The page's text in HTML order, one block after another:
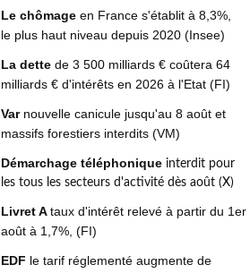
Le chômage en France s'établit à 8,3%,
le plus haut niveau depuis 2020 (Insee)
La dette de 3 500 milliards € coûtera 64
milliards € d'intérêts en 2026 à l'Etat (FI)
Var nouvelle canicule jusqu'au 8 août et
massifs forestiers interdits (VM)
Démarchage téléphonique interdit pour
les tous les secteurs d'activité dès août (X)
Livret Ataux d'intérêt relevé à partir du 1er
août à 1,7%, (FI)
EDF le tarif réglementé augmente de